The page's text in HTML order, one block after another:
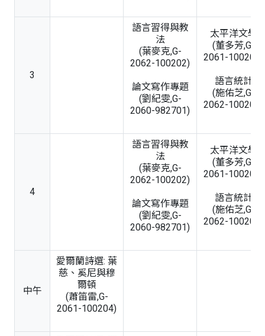
3
語言習得與教
法
(葉麥克,G-
2062-100202)
論文寫作專題
(劉紀雯,G-
2060-982701)
太平洋文學
(董多芳,G-
2061-100203)
語言統計
(施佑芝,G-
2062-100205)
4
語言習得與教
法
(葉麥克,G-
2062-100202)
論文寫作專題
(劉紀雯,G-
2060-982701)
太平洋文學
(董多芳,G-
2061-100203)
語言統計
(施佑芝,G-
2062-100205)
中午
愛爾蘭詩選: 葉
慈、奚尼與穆
爾頓
(蕭笛雷,G-
2061-100204)